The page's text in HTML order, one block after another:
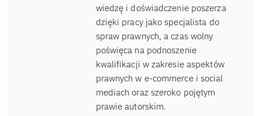
wiedzę i doświadczenie poszerza
dzięki pracy jako specjalista do
spraw prawnych, a czas wolny
poświęca na podnoszenie
kwalifikacji w zakresie aspektów
prawnych w e-commerce i social
mediach oraz szeroko pojętym
prawie autorskim.